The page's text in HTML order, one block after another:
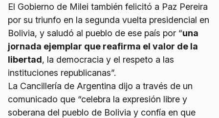
El Gobierno de Milei también felicitó a Paz Pereira
por su triunfo en la segunda vuelta presidencial en
Bolivia, y saludó al pueblo de ese país por “una
jornada ejemplar que reafirma el valor de la
libertad, la democracia y el respeto a las
instituciones republicanas”.
La Cancillería de Argentina dijo a través de un
comunicado que “celebra la expresión libre y
soberana del pueblo de Bolivia y confía en que